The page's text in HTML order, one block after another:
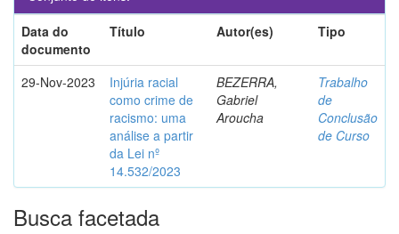
Data do
documento
Título Autor(es) Tipo
29-Nov-2023
Injúria racial
como crime de
racismo: uma
análise a partir
da Lei nº
14.532/2023
BEZERRA,
Gabriel
Aroucha
Trabalho
de
Conclusão
de Curso
Busca facetada